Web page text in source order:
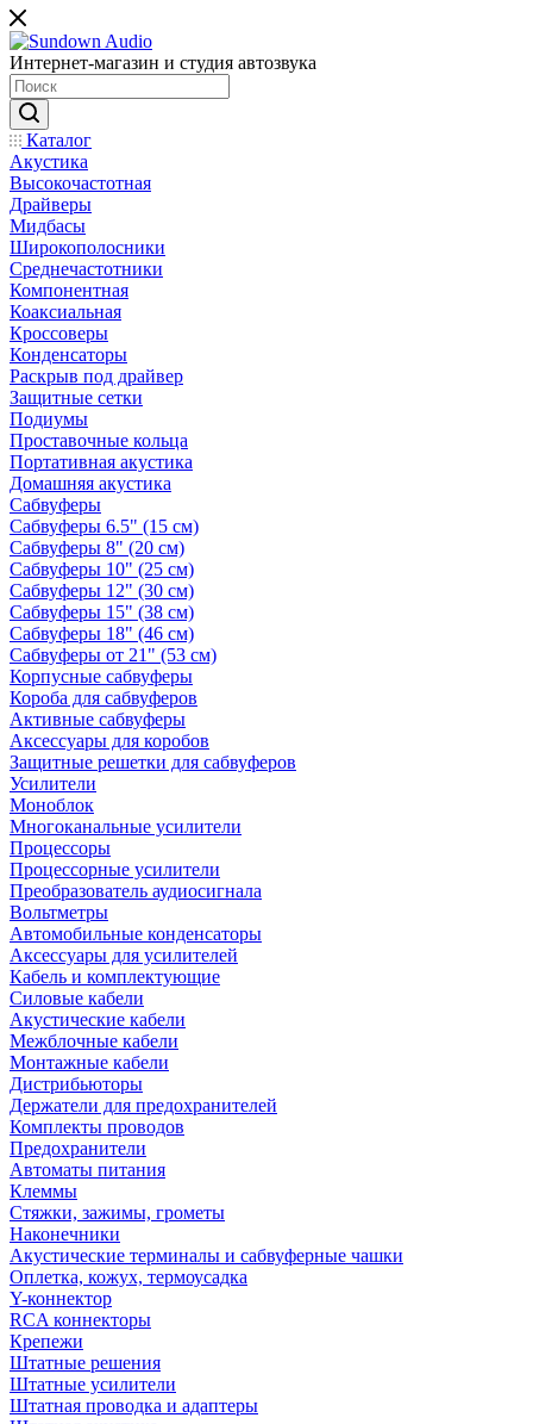
Интернет-магазин и студия автозвука
Каталог
Акустика
Высокочастотная
Драйверы
Мидбасы
Широкополосники
Среднечастотники
Компонентная
Коаксиальная
Кроссоверы
Конденсаторы
Раскрыв под драйвер
Защитные сетки
Подиумы
Проставочные кольца
Портативная акустика
Домашняя акустика
Сабвуферы
Сабвуферы 6.5" (15 см)
Сабвуферы 8" (20 см)
Сабвуферы 10" (25 см)
Сабвуферы 12" (30 см)
Сабвуферы 15" (38 см)
Сабвуферы 18" (46 см)
Сабвуферы от 21" (53 см)
Корпусные сабвуферы
Короба для сабвуферов
Активные сабвуферы
Аксессуары для коробов
Защитные решетки для сабвуферов
Усилители
Моноблок
Многоканальные усилители
Процессоры
Процессорные усилители
Преобразователь аудиосигнала
Вольтметры
Автомобильные конденсаторы
Аксессуары для усилителей
Кабель и комплектующие
Силовые кабели
Акустические кабели
Межблочные кабели
Монтажные кабели
Дистрибьюторы
Держатели для предохранителей
Комплекты проводов
Предохранители
Автоматы питания
Клеммы
Стяжки, зажимы, грометы
Наконечники
Акустические терминалы и сабвуферные чашки
Оплетка, кожух, термоусадка
Y-коннектор
RCA коннекторы
Крепежи
Штатные решения
Штатные усилители
Штатная проводка и адаптеры